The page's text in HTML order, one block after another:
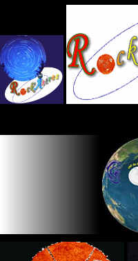
Panneau de gestion des cookies